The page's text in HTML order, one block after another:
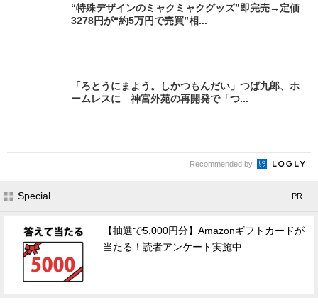
“特殊デザインのミャクミャクグッズ”即完売→定価
3278円が“約5万円で売買”相...
「ろとうにまよう。しかつもんだい」つば九郎、ホ
ームレスに 神宮外苑の再開発で「つ...
Recommended by
Special - PR -
【抽選で5,000円分】Amazonギフトカードが
当たる！読者アンケート実施中